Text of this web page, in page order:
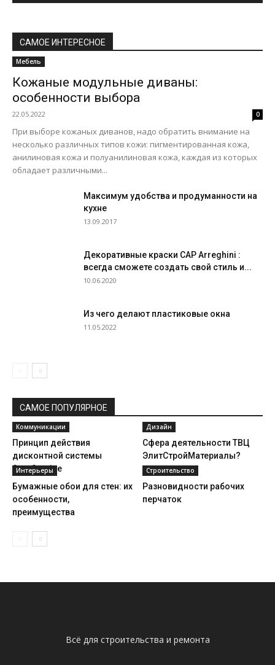
САМОЕ ИНТЕРЕСНОЕ
Мебель
Кожаные модульные диваны:
особенности выбора
22.05.2022 0
При выборе кожаных диванов, надо обратить внимание на
несколько различных типов кожи: пигментированная кожа,
анилиновая кожа и полуанилиновая кожа, каждая из которых
обладает различными...
Максимум удобства и продуманности на
кухне
13.09.2017
Декоративные краски CAP Arreghini :
всегда сможете создать свой стиль и...
10.06.2020
Из чего делают пластиковые окна
11.05.2022
САМОЕ ПОПУЛЯРНОЕ
Коммуникации
Принцип действия
дисконтной системы
SmoService
Дизайн
Сфера деятельности ТВЦ
ЭлитСтройМатериалы?
Интерьеры
Бумажные обои для стен: их
особенности,
преимущества
Строительство
Разновидности рабочих
перчаток
Всё для строительства и ремонта